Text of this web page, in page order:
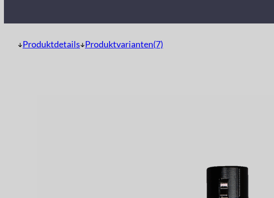
Produktdetails Produktvarianten(7)